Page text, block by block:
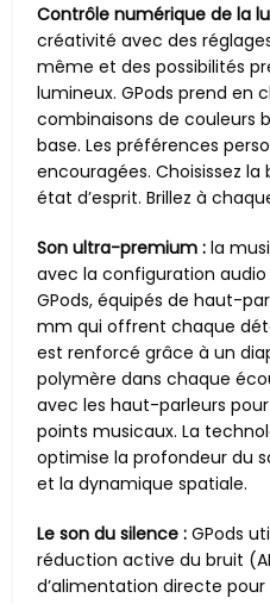
Contrôle numérique de la
créativité avec des
même et des possibilités
lumineux. GPods prend en
combinaisons de couleurs
base. Les préférences
encouragées. Choisissez
état d’esprit. Brillez à
Son ultra-premium : la
avec la configuration
GPods, équipés de haut-
mm qui offrent chaque
est renforcé grâce à un
polymère dans chaque
avec les haut-parleurs
points musicaux. La
optimise la profondeur du
et la dynamique spatiale.
Le son du silence : GPods
réduction active du bruit
d’alimentation directe